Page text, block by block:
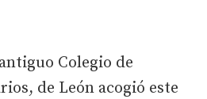
Colegio de
de León acogió este